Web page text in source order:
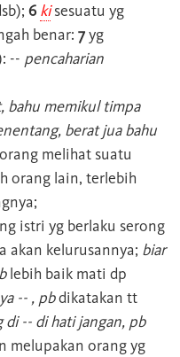
6 kisesuatu yg
benar: 7yg
-- pencaharian
bahu memikul timpa
berat jua bahu
melihat suatu
orang lain, terlebih
istri yg berlaku serong
akan kelurusannya; biar
lebih baik mati dp
-- , pbdikatakan tt
di -- di hati jangan, pb
melupakan orang yg